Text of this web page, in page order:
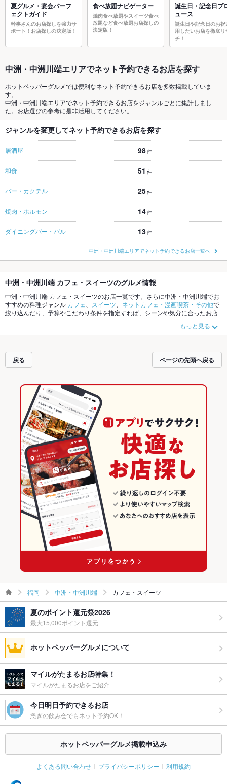
夏グルメ・宴会パーフ
ェクトガイド
幹事さんのお店探しを強力サ
ポート！お店探しの決定版！
食べ放題ナビゲーター
焼肉食べ放題やスイーツ食べ
放題など食べ放題お店探しの
決定版！
誕生日・記念日プ
ュース
誕生日や記念日のお祝
用したいお店を徹底リ
チ！
中洲・中洲川端エリアでネット予約できるお店を探す
ホットペッパーグルメでは便利なネット予約できるお店を多数掲載していま
す。
中洲・中洲川端エリアでネット予約できるお店をジャンルごとに集計しまし
た。お店選びの参考に是非活用してください。
ジャンルを変更してネット予約できるお店を探す
居酒屋 98件
和食 51 件
バー・カクテル 25件
焼肉・ホルモン 14件
ダイニングバー・バル 13件
中洲・中洲川端エリアでネット予約できるお店一覧へ
中洲・中洲川端 カフェ・スイーツのグルメ情報
中洲・中洲川端 カフェ・スイーツのお店一覧です。さらに中洲・中洲川端でお
すすめの料理ジャンル カフェ スイーツ ネットカフェ・漫画喫茶・その他で
絞り込んだり、予算やこだわり条件を指定すれば、シーンや気分に合ったお店
や季節のおすすめ料理など、お店
の最新情報をご紹介しているので安心！24時間使える簡単便利なネット予約が
やパーティーにもお得に便利にホットペッパーグルメをご利用ください。
もっと見る
戻る ページの先頭へ戻る
福岡 中洲・中洲川端 カフェ・スイーツ
夏のポイント還元祭2026
最大15,000ポイント還元
ホットペッパーグルメについて
マイルがたまるお店特集！
マイルがたまるお店をご紹介
今日明日予約できるお店
急ぎの飲み会でもネット予約OK！
ホットペッパーグルメ掲載申込み
よくある問い合わせ プライバシーポリシー 利用規約